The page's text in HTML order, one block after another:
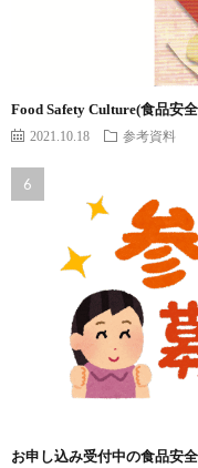
Food Safety Culture(食品安
2021.10.18 参考資料
お申し込み受付中の食品安